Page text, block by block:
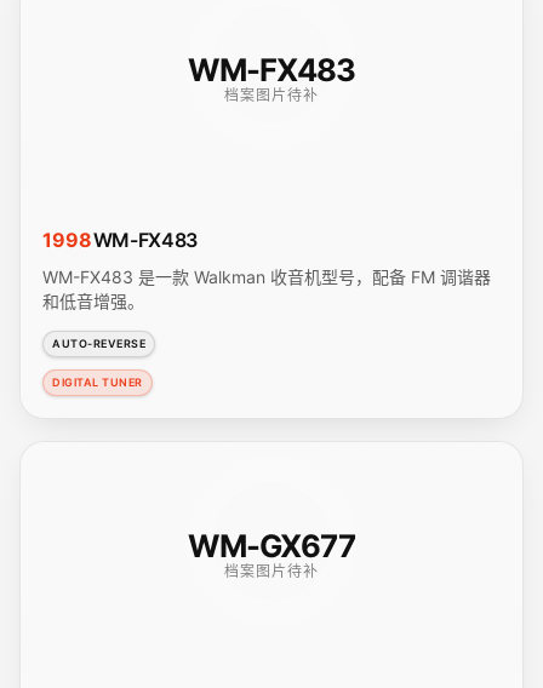
WM-FX483
档案图片待补
1998WM-FX483
WM-FX483 是一款 Walkman 收音机型号，配备 FM 调谐器
和低音增强。
AUTO-REVERSE
DIGITAL TUNER
WM-GX677
档案图片待补